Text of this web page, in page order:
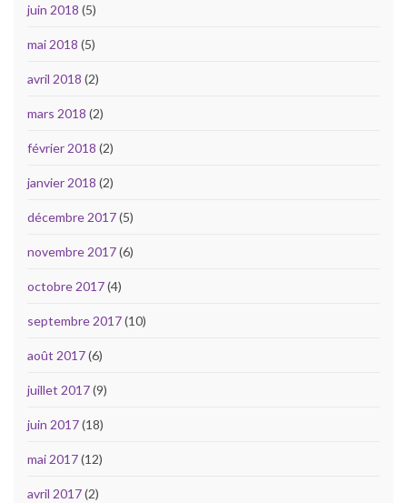
juin 2018 (5)
mai 2018 (5)
avril 2018 (2)
mars 2018 (2)
février 2018 (2)
janvier 2018 (2)
décembre 2017(5)
novembre 2017(6)
octobre 2017(4)
septembre 2017(10)
août 2017(6)
juillet 2017(9)
juin 2017(18)
mai 2017(12)
avril 2017(2)